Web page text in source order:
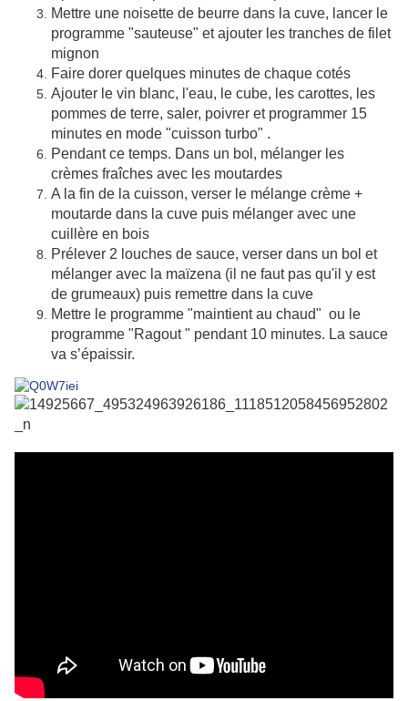
Mettre une noisette de beurre dans la cuve, lancer le
programme "sauteuse" et ajouter les tranches de filet
mignon
Faire dorer quelques minutes de chaque cotés
Ajouter le vin blanc, l'eau, le cube, les carottes, les
pommes de terre, saler, poivrer et programmer 15
minutes en mode "cuisson turbo" .
Pendant ce temps. Dans un bol, mélanger les
crèmes fraîches avec les moutardes
A la fin de la cuisson, verser le mélange crème +
moutarde dans la cuve puis mélanger avec une
cuillère en bois
Prélever 2 louches de sauce, verser dans un bol et
mélanger avec la maïzena (il ne faut pas qu'il y est
de grumeaux) puis remettre dans la cuve
Mettre le programme "maintient au chaud" ou le
programme "Ragout " pendant 10 minutes. La sauce
va s’épaissir.